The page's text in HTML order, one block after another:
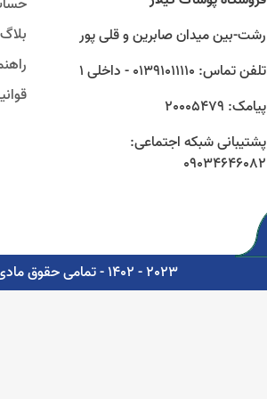
رشت-بین میدان صابرین و قلی پور
تلفن تماس: 01391011110 - داخلی 1
پیامک: 20005479
پشتیبانی شبکه اجتماعی:
09034646082
بلاگ
2023 - 1402 - تمامی حقوق مادی و معنوی برای شرکت پوشاک سبز گستر گیلار محفوظ است. - مشاوره، پشتیبانی و طراحی اتوماسیون دیجیتال: